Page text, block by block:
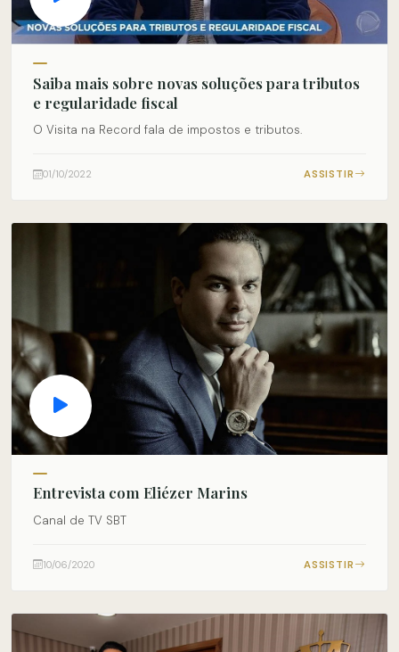
Saiba mais sobre novas soluções para tributos
e regularidade fiscal
O Visita na Record fala de impostos e tributos.
01/10/2022 ASSISTIR
Entrevista com Eliézer Marins
Canal de TV SBT
10/06/2020 ASSISTIR